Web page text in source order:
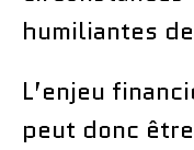
humiliantes
L’enjeu
peut donc